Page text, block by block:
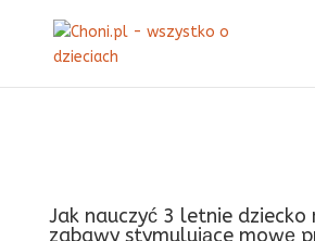
Jak nauczyć 3 letnie
zabawy stymulujące mowę